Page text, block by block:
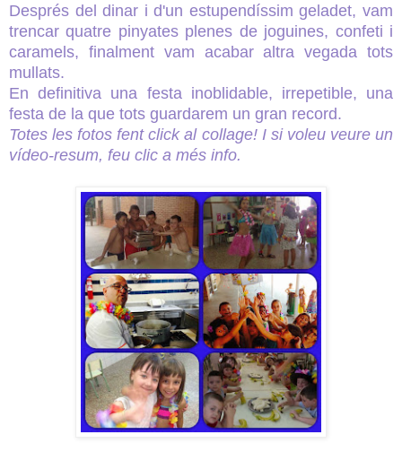
Després del dinar i d'un estupendíssim geladet, vam
trencar quatre pinyates plenes de joguines, confeti i
caramels, finalment vam acabar altra vegada tots
mullats.
En definitiva una festa inoblidable, irrepetible, una
festa de la que tots guardarem un gran record.
Totes les fotos fent click al collage! I si voleu veure un
vídeo-resum, feu clic a més info.